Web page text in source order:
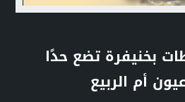
بخنيفرة تضع حدًا
أم الربيع